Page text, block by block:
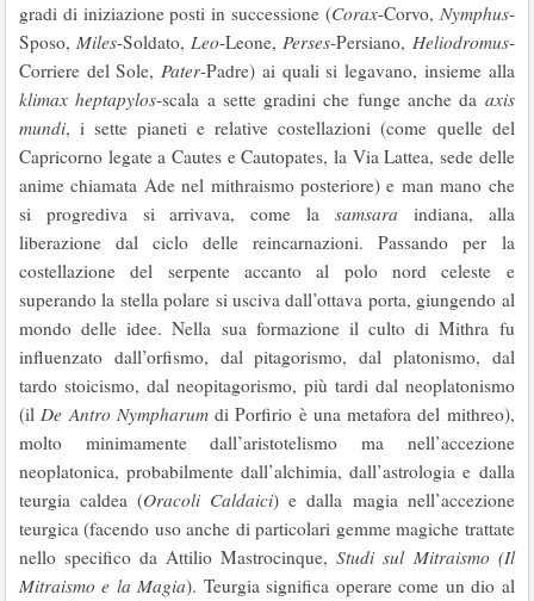
gradi di iniziazione posti in successione (Corax-Corvo, Nymphus-
Sposo,Miles-Soldato,Leo-Leone,Perses-Persiano, Heliodromus-
Corriere del Sole,Pater-Padre) ai quali si legavano, insieme alla
klimax heptapylos-scala a sette gradini che funge anche da axis
mundi, i sette pianeti e relative costellazioni (come quelle del
Capricorno legate a Cautes e Cautopates, la Via Lattea, sede delle
anime chiamata Ade nel mithraismo posteriore) e man mano che
si progrediva si arrivava, come la samsara indiana, alla
liberazione dal ciclo delle reincarnazioni. Passando per la
costellazione del serpente accanto al polo nord celeste e
superando la stella polare si usciva dall’ottava porta, giungendo al
mondo delle idee. Nella sua formazione il culto di Mithra fu
influenzato dall’orfismo, dal pitagorismo, dal platonismo, dal
tardo stoicismo, dal neopitagorismo, più tardi dal neoplatonismo
(ilDe Antro Nympharumdi Porfirio è una metafora del mithreo),
molto minimamente dall’aristotelismo ma nell’accezione
neoplatonica, probabilmente dall’alchimia, dall’astrologia e dalla
teurgia caldea (Oracoli Caldaici) e dalla magia nell’accezione
teurgica (facendo uso anche di particolari gemme magiche trattate
nello specifico da Attilio Mastrocinque,Studi sul Mitraismo (Il
Mitraismo e la Magia). Teurgia significa operare come un dio al